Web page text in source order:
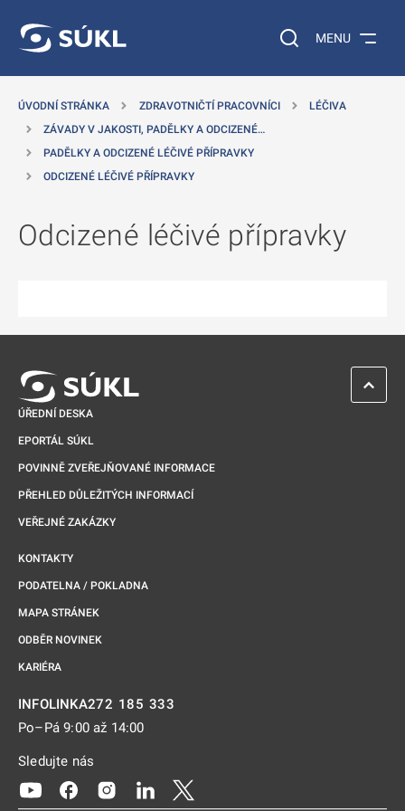
Vyhledávání na
MENU
ÚVODNÍ STRÁNKA ZDRAVOTNIČTÍ PRACOVNÍCI
LÉČIVA
ZÁVADY V JAKOSTI, PADĚLKY A ODCIZENÉ…
PADĚLKY A ODCIZENÉ LÉČIVÉ PŘÍPRAVKY
ODCIZENÉ LÉČIVÉ PŘÍPRAVKY
Odcizené léčivé přípravky
ÚŘEDNÍ DESKA
EPORTÁL SÚKL
POVINNĚ ZVEŘEJŇOVANÉ INFORMACE
PŘEHLED DŮLEŽITÝCH INFORMACÍ
VEŘEJNÉ ZAKÁZKY
KONTAKTY
PODATELNA / POKLADNA
MAPA STRÁNEK
ODBĚR NOVINEK
KARIÉRA
INFOLINKA272 185 333
Po–Pá 9:00 až 14:00
Sledujte nás
Odkaz se otevře na nové kartě
Odkaz se otevře na nové kartě
Odkaz se otevře na nové kartě
Odkaz se otevře na nové kartě
ZPĚT